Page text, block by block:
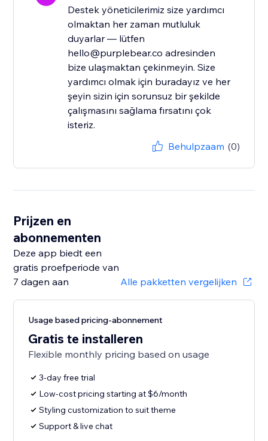
Destek yöneticilerimiz size yardımcı
olmaktan her zaman mutluluk
duyarlar — lütfen
hello@purplebear.co adresinden
bize ulaşmaktan çekinmeyin. Size
yardımcı olmak için buradayız ve her
şeyin sizin için sorunsuz bir şekilde
çalışmasını sağlama fırsatını çok
isteriz.
Behulpzaam (0)
Prijzen en
abonnementen
Deze app biedt een
gratis proefperiode van
7 dagen aan
Alle pakketten vergelijken
Usage based pricing-abonnement
Gratis te installeren
Flexible monthly pricing based on usage
3-day free trial
Low-cost pricing starting at $6/month
Styling customization to suit theme
Support & live chat